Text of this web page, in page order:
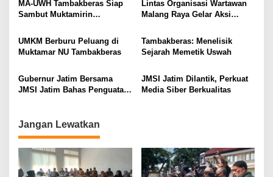
i
a
i
o
n
MA-UWH Tambakberas Siap
Sambut Muktamirin
Lintas Organisasi Wartawan
Malang Raya Gelar Aksi
Ireng”
UMKM Berburu Peluang di
Muktamar NU Tambakberas
Tambakberas: Menelisik
Sejarah Memetik Uswah
Gubernur Jatim Bersama
JMSI Jatim Bahas Penguatan
JMSI Jatim Dilantik, Perkuat
Media Siber Berkualitas
Jangan Lewatkan